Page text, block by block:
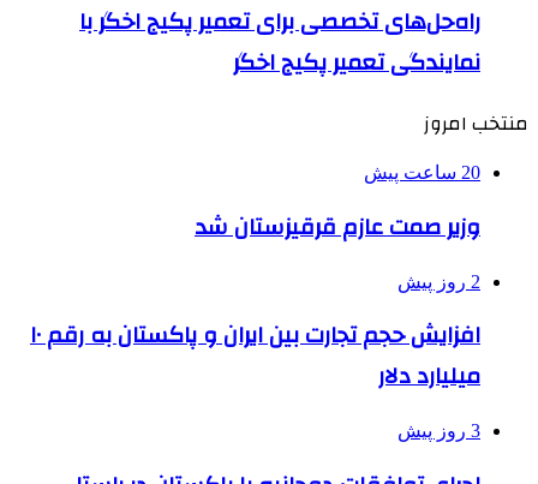
راه‌حل‌های تخصصی برای تعمیر پکیج اخگر با
نمایندگی تعمیر پکیج اخگر
منتخب امروز
20 ساعت پیش
وزیر صمت عازم قرقیزستان شد
2 روز پیش
افزایش حجم تجارت بین ایران و پاکستان به رقم ۱۰
میلیارد دلار
3 روز پیش